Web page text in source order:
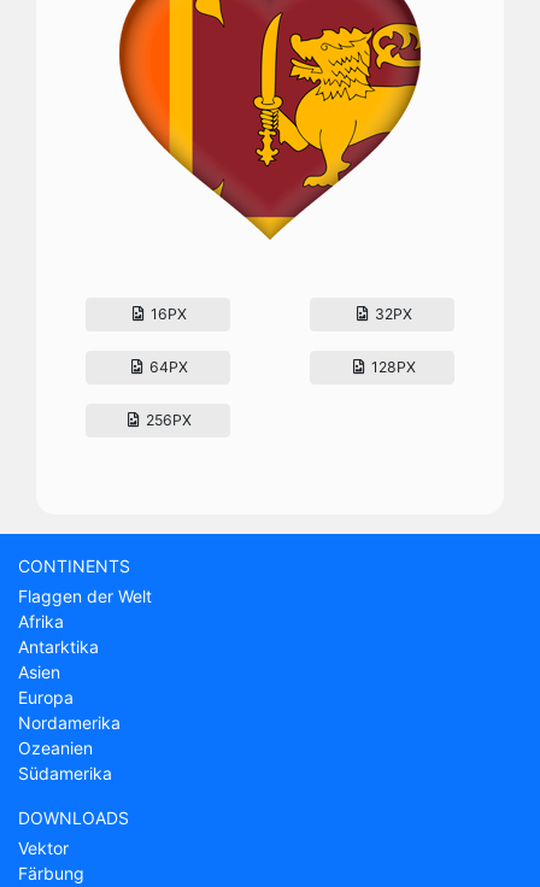
16PX 32PX
64PX 128PX
256PX
CONTINENTS
Flaggen der Welt
Afrika
Antarktika
Asien
Europa
Nordamerika
Ozeanien
Südamerika
DOWNLOADS
Vektor
Färbung